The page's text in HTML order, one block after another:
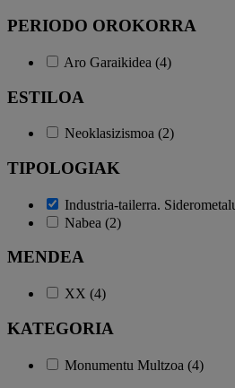
PERIODO OROKORRA
Aro Garaikidea (4)
ESTILOA
Neoklasizismoa (2)
TIPOLOGIAK
Industria-tailerra.
Nabea (2)
MENDEA
XX (4)
KATEGORIA
Monumentu Multzoa (4)